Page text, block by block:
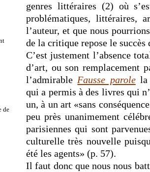
de
genres littéraires (2) où
problématiques, littéraires,
l’auteur, et que nous
de la critique repose le
C’est justement l’absence
d’art, ou son remplacement
l’admirable Fausse parolela
qui a permis à des livres qui
un, à un art «sans
peu près unanimement
parisiennes qui sont
culturelle très nouvelle
été les agents» (p. 57).
Il faut donc que nous nous